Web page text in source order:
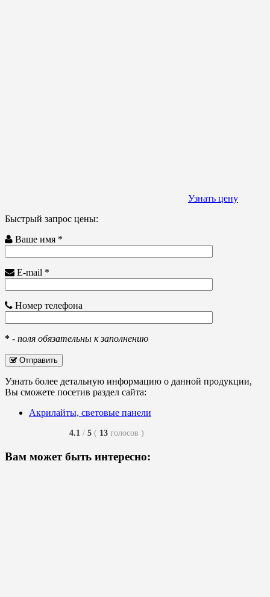
Узнать цену
Быстрый запрос цены:
Ваше имя *
E-mail *
Номер телефона
* - поля обязательны к заполнению
Отправить
Узнать более детальную информацию о данной продукции,
Вы сможете посетив раздел сайта:
Акрилайты, световые панели
4.1 / 5 ( 13 голосов )
Вам может быть интересно: